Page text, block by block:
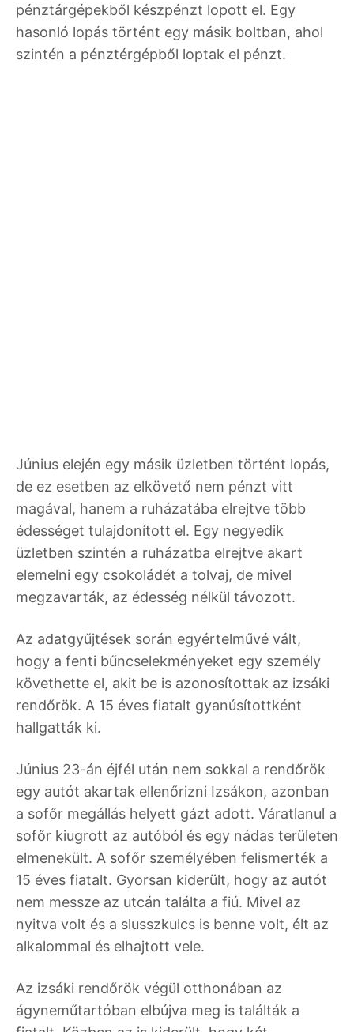
pénztárgépekből készpénzt lopott el. Egy
hasonló lopás történt egy másik boltban, ahol
szintén a pénztérgépből loptak el pénzt.
Június elején egy másik üzletben történt lopás,
de ez esetben az elkövető nem pénzt vitt
magával, hanem a ruházatába elrejtve több
édességet tulajdonított el. Egy negyedik
üzletben szintén a ruházatba elrejtve akart
elemelni egy csokoládét a tolvaj, de mivel
megzavarták, az édesség nélkül távozott.
Az adatgyűjtések során egyértelművé vált,
hogy a fenti bűncselekményeket egy személy
követhette el, akit be is azonosítottak az izsáki
rendőrök. A 15 éves fiatalt gyanúsítottként
hallgatták ki.
Június 23-án éjfél után nem sokkal a rendőrök
egy autót akartak ellenőrizni Izsákon, azonban
a sofőr megállás helyett gázt adott. Váratlanul a
sofőr kiugrott az autóból és egy nádas területen
elmenekült. A sofőr személyében felismerték a
15 éves fiatalt. Gyorsan kiderült, hogy az autót
nem messze az utcán találta a fiú. Mivel az
nyitva volt és a slusszkulcs is benne volt, élt az
alkalommal és elhajtott vele.
Az izsáki rendőrök végül otthonában az
ágyneműtartóban elbújva meg is találták a